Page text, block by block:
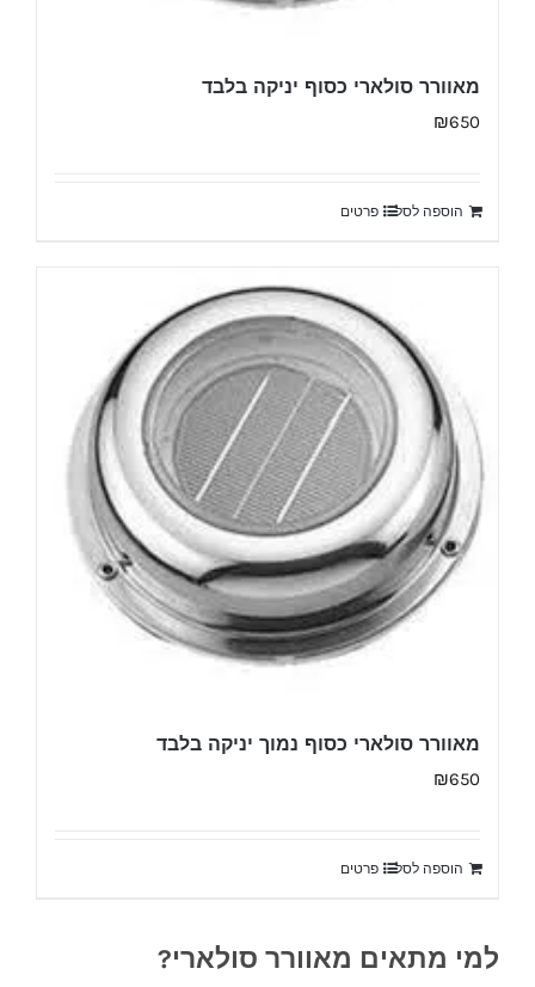
מאוורר סולארי כסוף יניקה בלבד
₪650
הוספה לסל פרטים
מאוורר סולארי כסוף נמוך יניקה בלבד
₪650
הוספה לסל פרטים
למי מתאים מאוורר סולארי?